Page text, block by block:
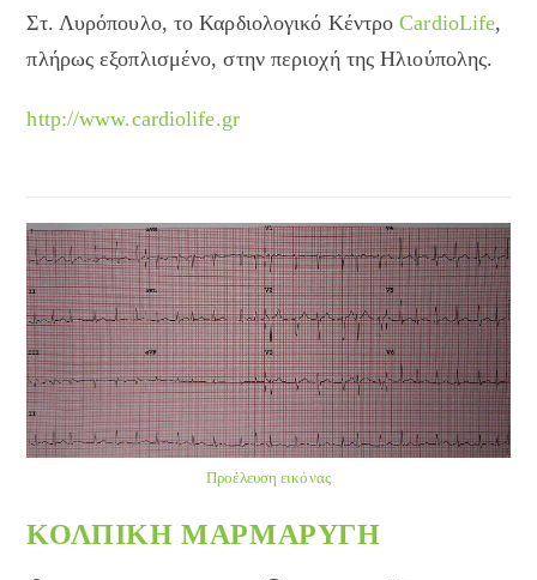
Στ. Λυρόπουλο, το Καρδιολογικό ΚέντροCardioLife,
πλήρως εξοπλισμένο, στην περιοχή της Ηλιούπολης.
http://www.cardiolife.gr
Προέλευση εικόνας
ΚΟΛΠΙΚΗ ΜΑΡΜΑΡΥΓΗ